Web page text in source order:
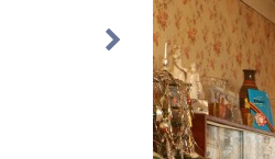
городского
Программа
Формы
График